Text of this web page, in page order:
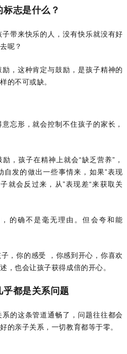
志是什么？
带来快乐的人，没有快乐就没有好
呢？
，这种肯定与鼓励，是孩子精神的
的不可或缺。
忘形，就会控制不住孩子的家长，
，孩子在精神上就会“缺乏营养”，
自发的做出一些事情来，如果”表现
就会反过来，从”表现差“来获取关
的确不是毫无理由。但会夸和能
，你的感受 ，你感到开心，你喜欢
，也会让孩子获得成倍的开心。
乎都是关系问题
的这条管道通畅了，问题往往都会
的亲子关系，一切教育都等于零。